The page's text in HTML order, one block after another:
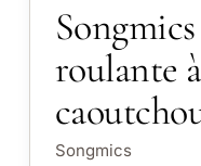
roulante
Songmics